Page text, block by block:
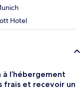
Hotel
l’hébergement
frais et recevoir un